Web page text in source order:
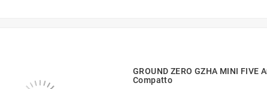
GROUND ZERO GZHA MINI
Compatto